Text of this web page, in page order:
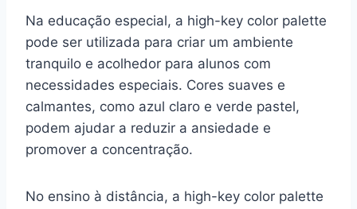
Na educação especial, a high-key color palette
pode ser utilizada para criar um ambiente
tranquilo e acolhedor para alunos com
necessidades especiais. Cores suaves e
calmantes, como azul claro e verde pastel,
podem ajudar a reduzir a ansiedade e
promover a concentração.
No ensino à distância, a high-key color palette